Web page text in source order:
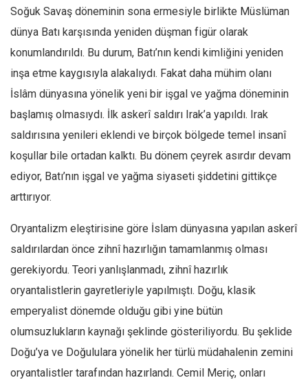
Facebook
Instagram
YouTube
Editörden
Yazarlar
Mahmut Toptaş
Barış Tarımcıoğlu
Ömer Kayani
Yusuf Armağan
Hasanali Yıldırım
Selçuk Türkyılmaz
Mehmet Ali Tekin
Soğuk Savaş döneminin sona ermesiyle birlikte Müslüman
dünya Batı karşısında yeniden düşman figür olarak
konumlandırıldı. Bu durum, Batı’nın kendi kimliğini yeniden
inşa etme kaygısıyla alakalıydı. Fakat daha mühim olanı
İslâm dünyasına yönelik yeni bir işgal ve yağma döneminin
başlamış olmasıydı. İlk askerî saldırı Irak’a yapıldı. Irak
saldırısına yenileri eklendi ve birçok bölgede temel insanî
koşullar bile ortadan kalktı. Bu dönem çeyrek asırdır devam
ediyor, Batı’nın işgal ve yağma siyaseti şiddetini gittikçe
arttırıyor.
Oryantalizm eleştirisine göre İslam dünyasına yapılan askerî
saldırılardan önce zihnî hazırlığın tamamlanmış olması
gerekiyordu. Teori yanlışlanmadı, zihnî hazırlık
oryantalistlerin gayretleriyle yapılmıştı. Doğu, klasik
emperyalist dönemde olduğu gibi yine bütün
olumsuzlukların kaynağı şeklinde gösteriliyordu. Bu şeklide
Doğu’ya ve Doğululara yönelik her türlü müdahalenin zemini
oryantalistler tarafından hazırlandı. Cemil Meriç, onları